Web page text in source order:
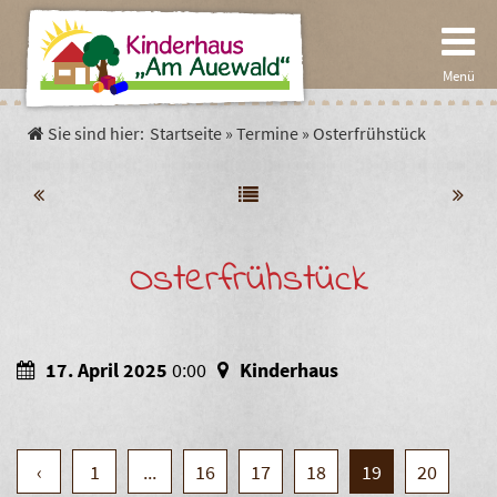
Menü
Start
Spielpädagogik
Einrichtung
Unser Hort
Verein
Satzung
Sie sind hier: Startseite » Termine » Osterfrühstück
Osterfrühstück
17. April 2025 0:00 Kinderhaus
‹ 1 ... 16 17 18 19 20